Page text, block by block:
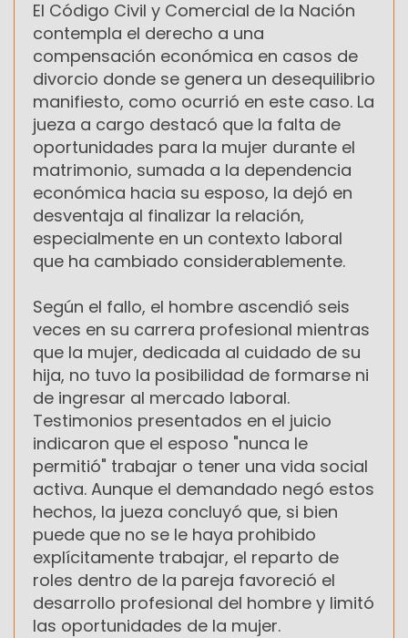
El Código Civil y Comercial de la Nación
contempla el derecho a una
compensación económica en casos de
divorcio donde se genera un desequilibrio
manifiesto, como ocurrió en este caso. La
jueza a cargo destacó que la falta de
oportunidades para la mujer durante el
matrimonio, sumada a la dependencia
económica hacia su esposo, la dejó en
desventaja al finalizar la relación,
especialmente en un contexto laboral
que ha cambiado considerablemente.
Según el fallo, el hombre ascendió seis
veces en su carrera profesional mientras
que la mujer, dedicada al cuidado de su
hija, no tuvo la posibilidad de formarse ni
de ingresar al mercado laboral.
Testimonios presentados en el juicio
indicaron que el esposo "nunca le
permitió" trabajar o tener una vida social
activa. Aunque el demandado negó estos
hechos, la jueza concluyó que, si bien
puede que no se le haya prohibido
explícitamente trabajar, el reparto de
roles dentro de la pareja favoreció el
desarrollo profesional del hombre y limitó
las oportunidades de la mujer.